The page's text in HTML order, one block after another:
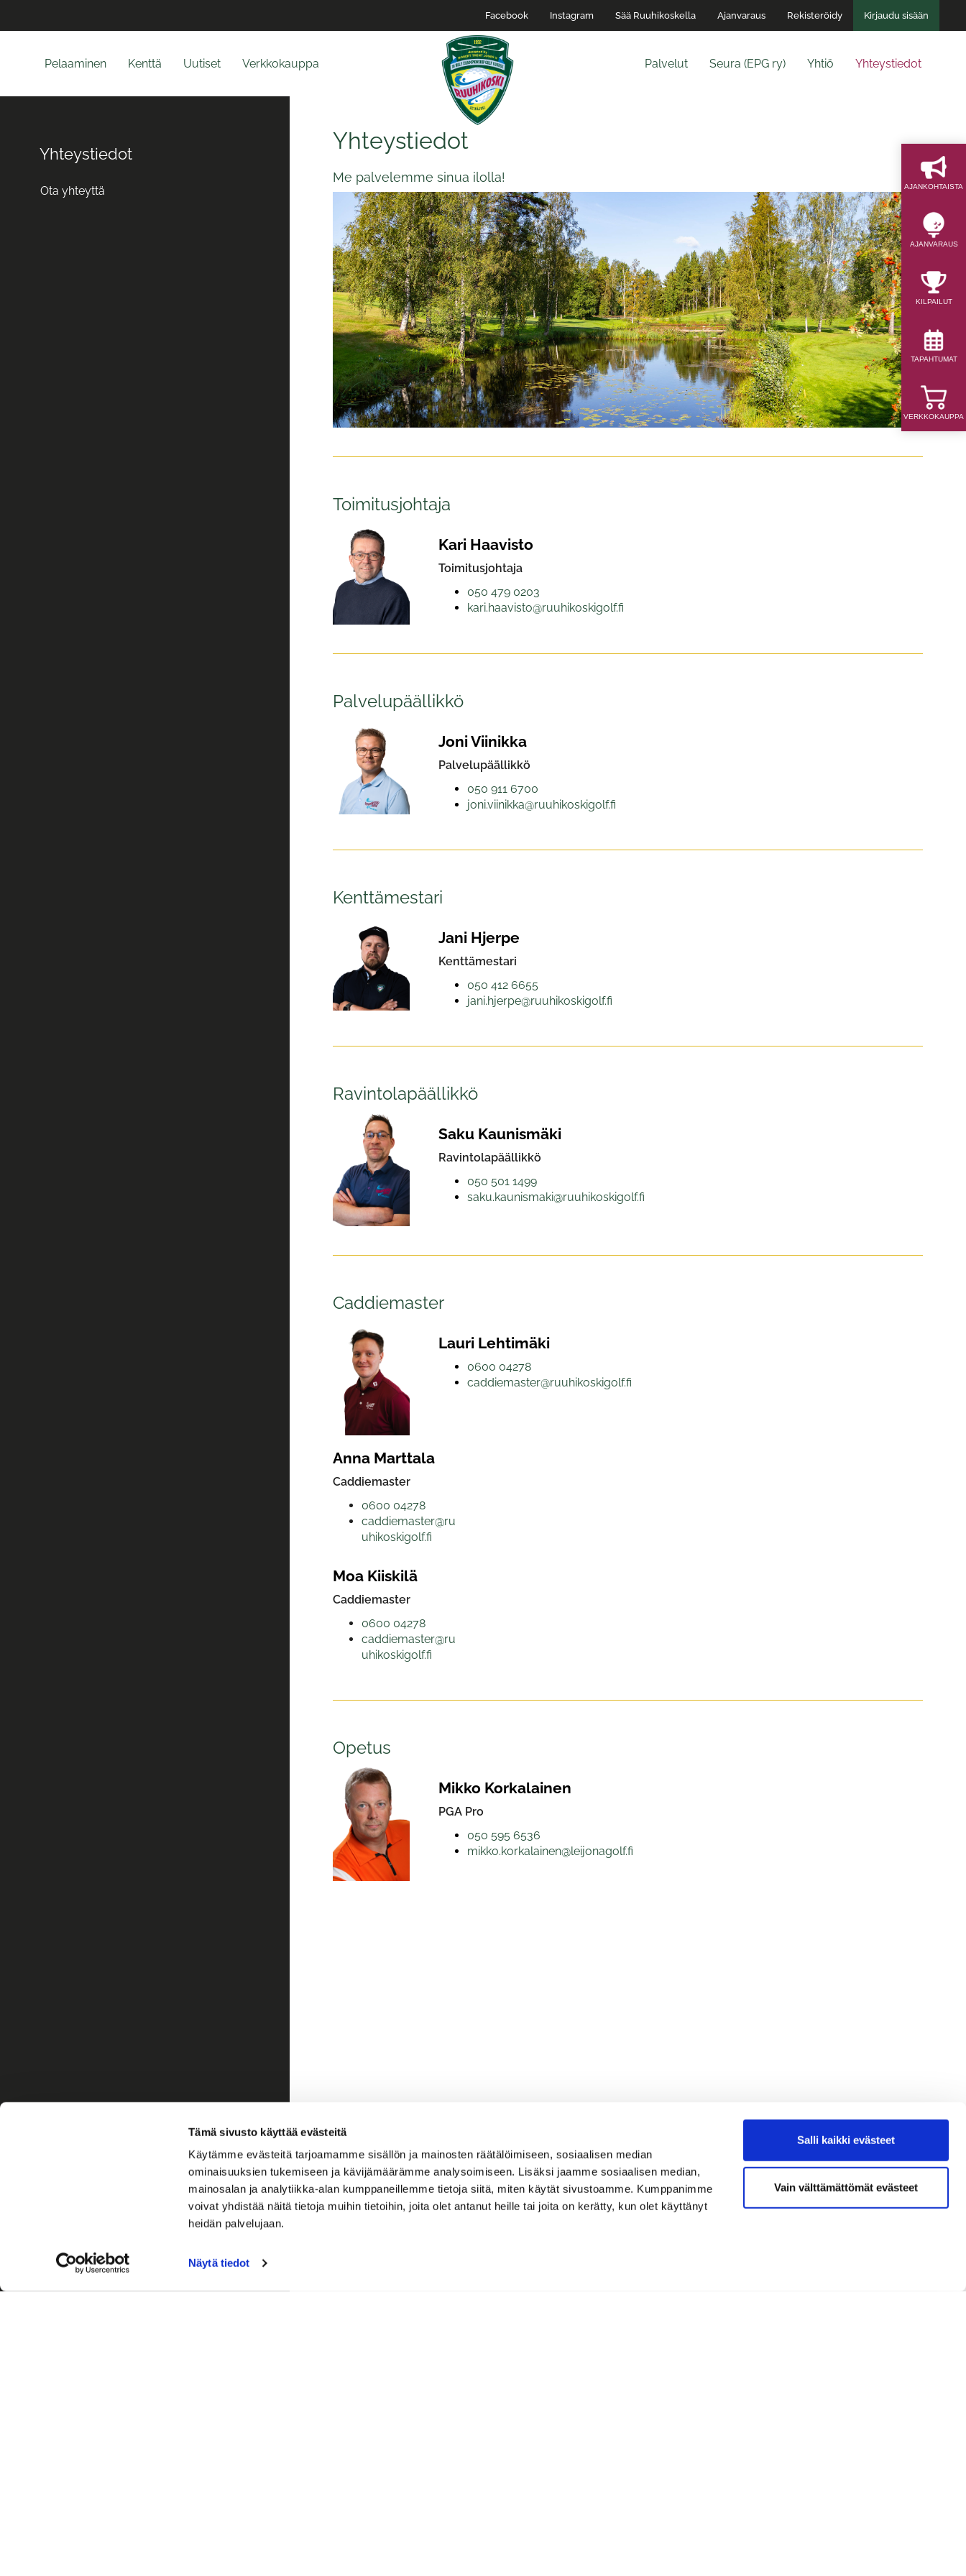
Tämä sivusto käyttää evästeitä
Käytämme evästeitä tarjoamamme sisällön ja mainosten räätälöimiseen, sosiaalisen median
ominaisuuksien tukemiseen ja kävijämäärämme analysoimiseen. Lisäksi jaamme sosiaalisen median,
mainosalan ja analytiikka-alan kumppaneillemme tietoja siitä, miten käytät sivustoamme. Kumppanimme
voivat yhdistää näitä tietoja muihin tietoihin, joita olet antanut heille tai joita on kerätty, kun olet käyttänyt
heidän palvelujaan.
Näytä tiedot
Salli kaikki evästeet
Vain välttämättömät evästeet
Facebook Instagram Sää Ruuhikoskella Ajanvaraus Rekisteröidy Kirjaudu sisään
Pelaaminen Kenttä Uutiset Verkkokauppa Yhteystiedot
Yhtiö
Seura (EPG ry)
Palvelut
AJAN­KOHTAISTA
AJAN­VARAUS
KILPAILUT
TAPAHTUMAT
VERKKOKAUPPA
Yhteystiedot
Me palvelemme sinua ilolla!
Toimitusjohtaja
Kari Haavisto
Toimitusjohtaja
050 479 0203
kari.haavisto@ruuhikoskigolf.fi
Palvelupäällikkö
Joni Viinikka
Palvelupäällikkö
050 911 6700
joni.viinikka@ruuhikoskigolf.fi
Kenttämestari
Jani Hjerpe
Kenttämestari
050 412 6655
jani.hjerpe@ruuhikoskigolf.fi
Ravintolapäällikkö
Saku Kaunismäki
Ravintolapäällikkö
050 501 1499
saku.kaunismaki@ruuhikoskigolf.fi
Caddiemaster
Lauri Lehtimäki
0600 04278
caddiemaster@ruuhikoskigolf.fi
Anna Marttala
Caddiemaster
0600 04278
caddiemaster@ru
uhikoskigolf.fi
Moa Kiiskilä
Caddiemaster
0600 04278
caddiemaster@ru
uhikoskigolf.fi
Opetus
Mikko Korkalainen
PGA Pro
050 595 6536
mikko.korkalainen@leijonagolf.fi
Yhteystiedot
Ota yhteyttä